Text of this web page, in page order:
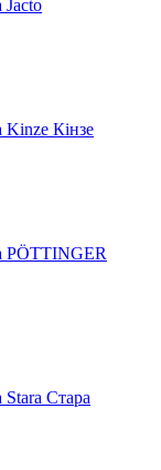
Jacto
Kinze Кінзе
PÖTTINGER
Stara Стара